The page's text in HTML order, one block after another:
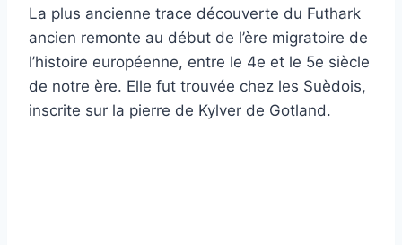
La plus ancienne trace découverte du Futhark
ancien remonte au début de l’ère migratoire de
l’histoire européenne, entre le 4e et le 5e siècle
de notre ère. Elle fut trouvée chez les Suèdois,
inscrite sur la pierre de Kylver de Gotland.